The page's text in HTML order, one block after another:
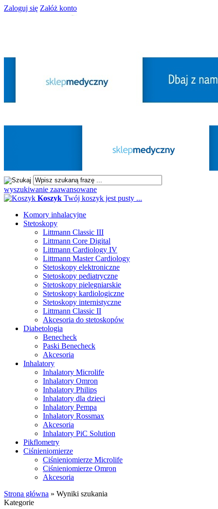
Zaloguj się Załóż konto
wyszukiwanie zaawansowane
Koszyk Twój koszyk jest pusty ...
Komory inhalacyjne
Stetoskopy
Littmann Classic III
Littmann Core Digital
Littmann Cardiology IV
Littmann Master Cardiology
Stetoskopy elektroniczne
Stetoskopy pediatryczne
Stetoskopy pielęgniarskie
Stetoskopy kardiologiczne
Stetoskopy internistyczne
Littmann Classic II
Akcesoria do stetoskopów
Diabetologia
Benecheck
Paski Benecheck
Akcesoria
Inhalatory
Inhalatory Microlife
Inhalatory Omron
Inhalatory Philips
Inhalatory dla dzieci
Inhalatory Pempa
Inhalatory Rossmax
Akcesoria
Inhalatory PiC Solution
Pikflometry
Ciśnieniomierze
Ciśnieniomierze Microlife
Ciśnieniomierze Omron
Akcesoria
Strona główna » Wyniki szukania
Kategorie